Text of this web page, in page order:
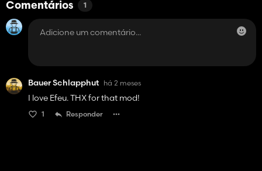
Comentários 1
Bauer Schlapphut há 2 meses
I love Efeu. THX for that mod!
1 Responder